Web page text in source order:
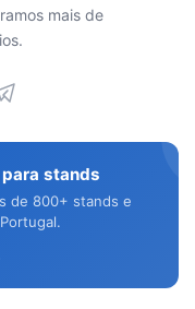
mais de
stands
de 800+ stands e